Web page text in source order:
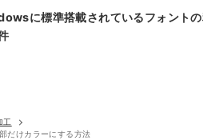
に標準搭載されているフォント
工
だけカラーにする方法